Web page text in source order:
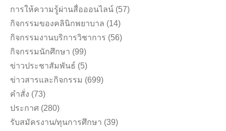
การให้ความรู้ผ่านสื่อออนไลน์ (57)
กิจกรรมของคลินิกพยาบาล (14)
กิจกรรมงานบริการวิชาการ (56)
กิจกรรมนักศึกษา (99)
ข่าวประชาสัมพันธ์ (5)
ข่าวสารและกิจกรรม (699)
คำสั่ง (73)
ประกาศ (280)
รับสมัครงาน/ทุนการศึกษา (39)